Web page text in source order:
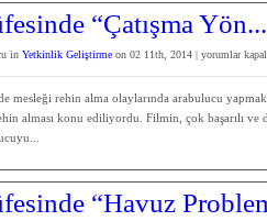
“Çatışma Yön...
in Yetkinlik Geliştirme on 02 11th, 2014 | Yaşam
“Çatışma
Yönetimi”
yorumlar
rehin alma olaylarında arabulucu
alması konu ediliyordu. Filmin, çok başarılı ve
“Havuz